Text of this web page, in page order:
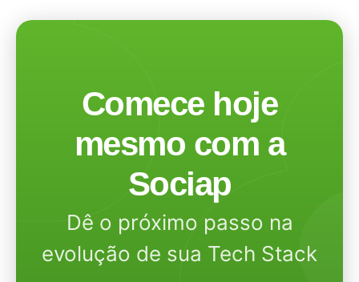
Comece hoje
mesmo com a
Sociap
Dê o próximo passo na
evolução de sua Tech Stack